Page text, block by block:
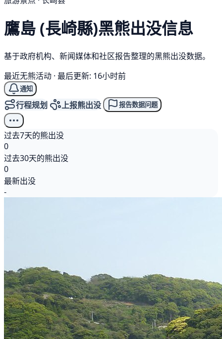
鷹島 (長崎縣)黑熊出没信息
基于政府机构、新闻媒体和社区报告整理的黑熊出没数据。
最近无熊活动 · 最后更新: 16小时前
通知
行程规划 上报熊出没 报告数据问题
过去7天的熊出没
0
过去30天的熊出没
0
最新出没
-